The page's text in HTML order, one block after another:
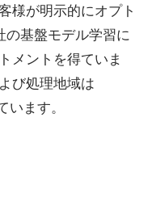
様が明示的にオプト
の基盤モデル学習に
メントを得ていま
び処理地域は
います。